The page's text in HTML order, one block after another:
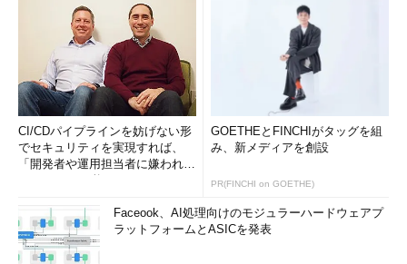
CI/CDパイプラインを妨げない形
でセキュリティを実現すれば、
「開発者や運用担当者に嫌われな
GOETHEとFINCHIがタッグを組
み、新メディアを創設
PR(FINCHI on GOETHE)
Faceook、AI処理向けのモジュラーハードウェアプ
ラットフォームとASICを発表